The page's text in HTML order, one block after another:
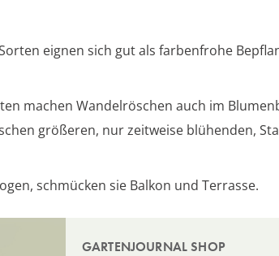
eignen sich gut als farbenfrohe
machen Wandelröschen auch im
größeren, nur zeitweise blühenden,
schmücken sie Balkon und Terrasse.
GARTENJOURNAL SHOP